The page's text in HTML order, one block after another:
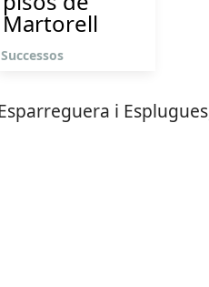
Martorell
Successos